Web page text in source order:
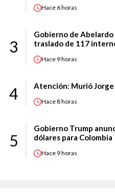
Hace 6 horas
3
Gobierno de
traslado de 117
Hace 9 horas
4 Atención: Murió Jorge
Hace8 horas
5
Gobierno Trump
dólares para Colombia
Hace 9 horas